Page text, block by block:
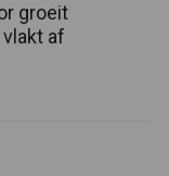
groeit
af